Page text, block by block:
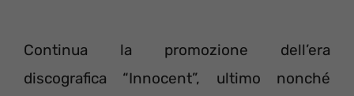
Continua la promozione dell’era
discografica “Innocent”, ultimo nonché